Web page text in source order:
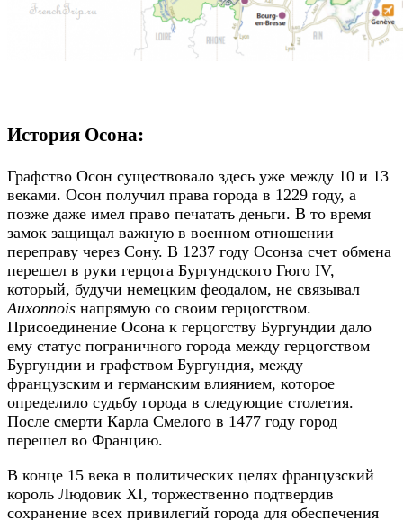
История Осона:
Графство Осон существовало здесь уже между 10 и 13
веками. Осон получил права города в 1229 году, а
позже даже имел право печатать деньги. В то время
замок защищал важную в военном отношении
переправу через Сону. В 1237 году Осонза счет обмена
перешел в руки герцога Бургундского Гюго IV,
который, будучи немецким феодалом, не связывал
Auxonnois напрямую со своим герцогством.
Присоединение Осона к герцогству Бургундии дало
ему статус пограничного города между герцогством
Бургундии и графством Бургундия, между
французским и германским влиянием, которое
определило судьбу города в следующие столетия.
После смерти Карла Смелого в 1477 году город
перешел во Францию.
В конце 15 века в политических целях французский
король Людовик XI, торжественно подтвердив
сохранение всех привилегий города для обеспечения